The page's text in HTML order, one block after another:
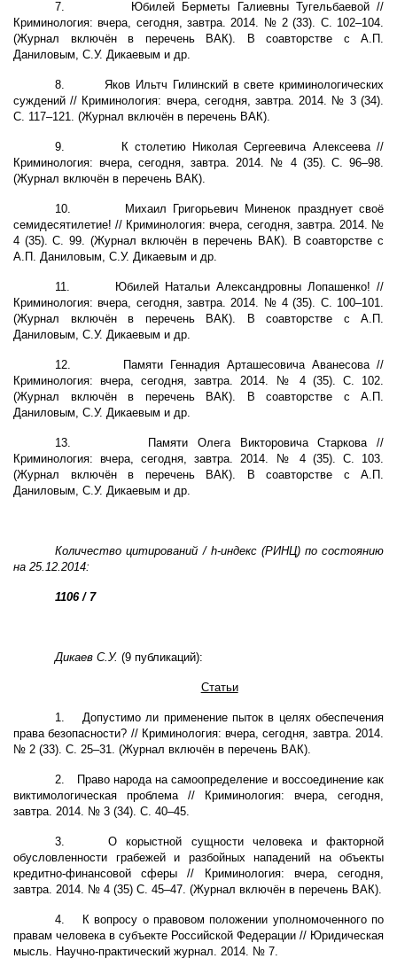
7.
Юбилей Берметы Галиевны Тугельбаевой //
Криминология: вчера, сегодня, завтра. 2014. № 2 (33). С. 102–104.
(Журнал включён в перечень ВАК). В соавторстве с А.П.
Даниловым, С.У. Дикаевым и др.
8.
Яков Ильтч Гилинский в свете криминологических
суждений // Криминология: вчера, сегодня, завтра. 2014. № 3 (34).
С. 117–121. (Журнал включён в перечень ВАК).
9.
К столетию Николая Сергеевича Алексеева //
Криминология: вчера, сегодня, завтра. 2014. № 4 (35). С. 96–98.
(Журнал включён в перечень ВАК).
10.
Михаил Григорьевич Миненок празднует своё
семидесятилетие! // Криминология: вчера, сегодня, завтра. 2014. №
4 (35). С. 99. (Журнал включён в перечень ВАК). В соавторстве с
А.П. Даниловым, С.У. Дикаевым и др.
11.
Юбилей Натальи Александровны Лопашенко! //
Криминология: вчера, сегодня, завтра. 2014. № 4 (35). С. 100–101.
(Журнал включён в перечень ВАК). В соавторстве с А.П.
Даниловым, С.У. Дикаевым и др.
12.
Памяти Геннадия Арташесовича Аванесова //
Криминология: вчера, сегодня, завтра. 2014. № 4 (35). С. 102.
(Журнал включён в перечень ВАК). В соавторстве с А.П.
Даниловым, С.У. Дикаевым и др.
13.
Памяти Олега Викторовича Старкова //
Криминология: вчера, сегодня, завтра. 2014. № 4 (35). С. 103.
(Журнал включён в перечень ВАК). В соавторстве с А.П.
Даниловым, С.У. Дикаевым и др.
Количество цитирований / h-индекс (РИНЦ) по состоянию
на 25.12.2014:
1106 / 7
Дикаев С.У.(9 публикаций):
Статьи
1.
Допустимо ли применение пыток в целях обеспечения
права безопасности? // Криминология: вчера, сегодня, завтра. 2014.
№ 2 (33). С. 25–31. (Журнал включён в перечень ВАК).
2.
Право народа на самоопределение и воссоединение как
виктимологическая проблема // Криминология: вчера, сегодня,
завтра. 2014. № 3 (34). С. 40–45.
3.
О корыстной сущности человека и факторной
обусловленности грабежей и разбойных нападений на объекты
кредитно-финансовой сферы // Криминология: вчера, сегодня,
завтра. 2014. № 4 (35) С. 45–47. (Журнал включён в перечень ВАК).
4.
К вопросу о правовом положении уполномоченного по
правам человека в субъекте Российской Федерации // Юридическая
мысль. Научно-практический журнал. 2014. № 7.